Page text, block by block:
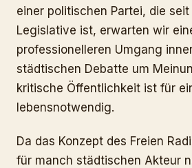
einer politischen Partei, die
Legislative ist, erwarten wir
professionelleren Umgang
städtischen Debatte um
kritische Öffentlichkeit ist für
lebensnotwendig.
Da das Konzept des Freien
für manch städtischen Akteur